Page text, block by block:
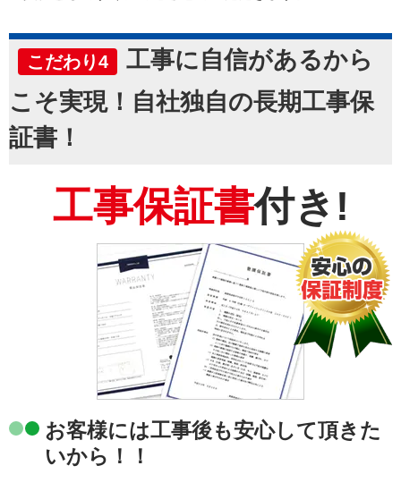
こだわり4
工事に自信があるから
こそ実現！自社独自の長期工事保
証書！
工事保証書付き!
お客様には工事後も安心して頂きた
いから！！